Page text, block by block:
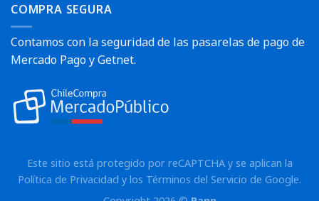
COMPRA SEGURA
Contamos con la seguridad de las pasarelas de pago de
Mercado Pago y Getnet.
Este sitio está protegido por reCAPTCHA y se aplican la
Política de Privacidad y los Términos del Servicio de Google.